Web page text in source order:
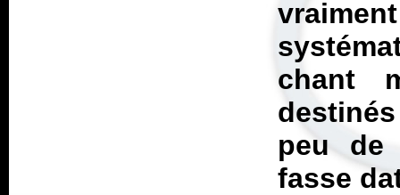
chant
peu
fasse